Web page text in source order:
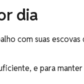
dia
com suas
e para